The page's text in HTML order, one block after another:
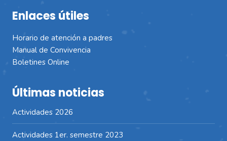
Enlaces útiles
Horario de atención a padres
Manual de Convivencia
Boletines Online
Últimas noticias
Actividades 2026
Actividades 1er. semestre 2023